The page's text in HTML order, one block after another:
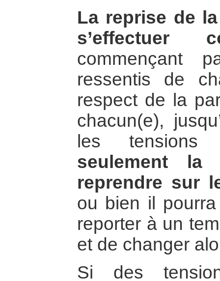
La reprise de
s’effectuer
commençant
ressentis de
respect de la
chacun(e),
les
seulement la
reprendre sur
ou bien il
reporter à un
et de changer
Si des